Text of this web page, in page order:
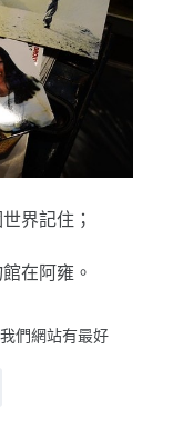
們網站有最好
界記住；
在阿雍。